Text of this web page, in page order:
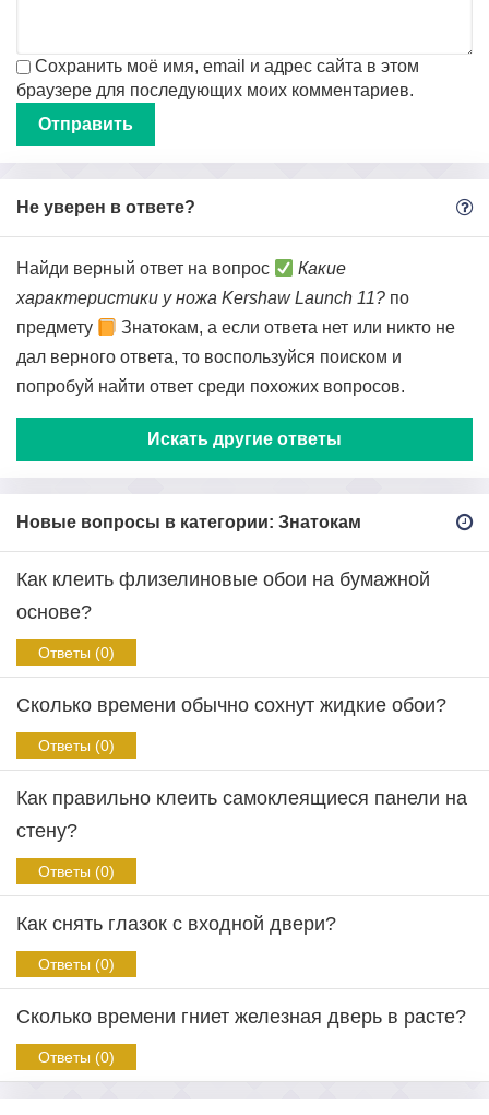
Сохранить моё имя, email и адрес сайта в этом
браузере для последующих моих комментариев.
Не уверен в ответе?
Найди верный ответ на вопрос
Какие
характеристики у ножа Kershaw Launch 11? по
предмету
Знатокам, а если ответа нет или никто не
дал верного ответа, то воспользуйся поиском и
попробуй найти ответ среди похожих вопросов.
Искать другие ответы
Новые вопросы в категории: Знатокам
Как клеить флизелиновые обои на бумажной
основе?
Ответы (0)
Сколько времени обычно сохнут жидкие обои?
Ответы (0)
Как правильно клеить самоклеящиеся панели на
стену?
Ответы (0)
Как снять глазок с входной двери?
Ответы (0)
Сколько времени гниет железная дверь в расте?
Ответы (0)